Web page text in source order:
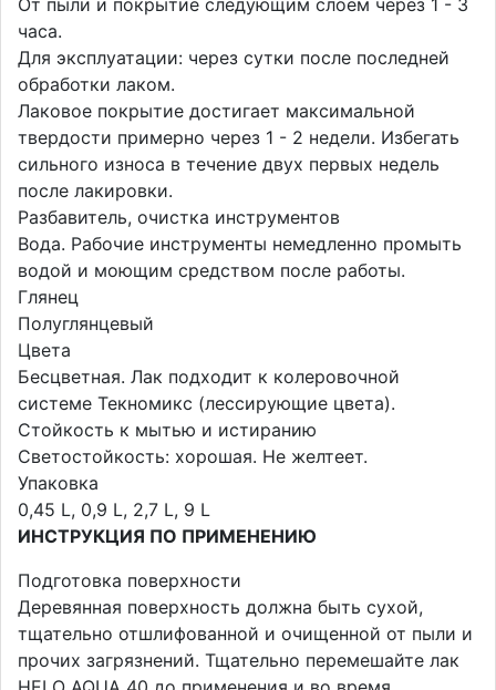
От пыли и покрытие следующим слоем через 1 - 3
часа.
Для эксплуатации: через сутки после последней
обработки лаком.
Лаковое покрытие достигает максимальной
твердости примерно через 1 - 2 недели. Избегать
сильного износа в течение двух первых недель
после лакировки.
Разбавитель, очистка инструментов
Вода. Рабочие инструменты немедленно промыть
водой и моющим средством после работы.
Глянец
Полуглянцевый
Цвета
Бесцветная. Лак подходит к колеровочной
системе Текномикс (лессирующие цвета).
Стойкость к мытью и истиранию
Светостойкость: хорошая. Не желтеет.
Упаковка
0,45 L, 0,9 L, 2,7 L, 9 L
ИНСТРУКЦИЯ ПО ПРИМЕНЕНИЮ
Подготовка поверхности
Деревянная поверхность должна быть сухой,
тщательно отшлифованной и очищенной от пыли и
прочих загрязнений. Тщательно перемешайте лак